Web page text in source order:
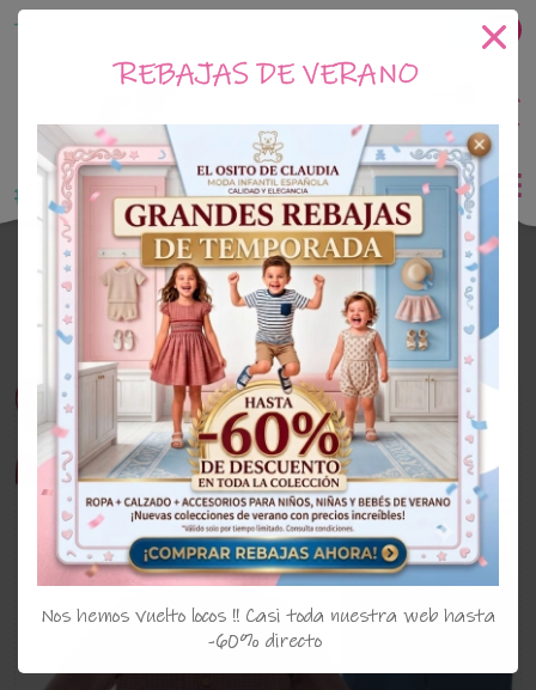
El Osito de Claudia
Tu tienda online de Moda Infantil
0€
Outlet Niño
OUTLET
REBAJAS DE VERANO
Nos hemos vuelto locos !! Casi toda nuestra web hasta
-60% directo